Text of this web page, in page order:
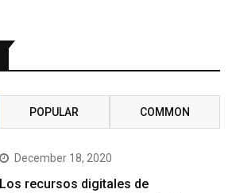
POPULAR COMMON
December 18, 2020
Los recursos digitales de